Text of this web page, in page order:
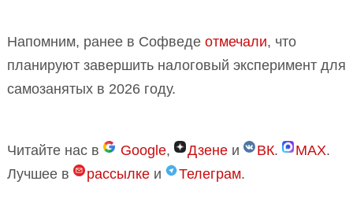
Напомним, ранее в Софведе отмечали, что
планируют завершить налоговый эксперимент для
самозанятых в 2026 году.
Читайте нас в Google, Дзене и ВК. MAX.
Лучшее в
рассылке и Телеграм.